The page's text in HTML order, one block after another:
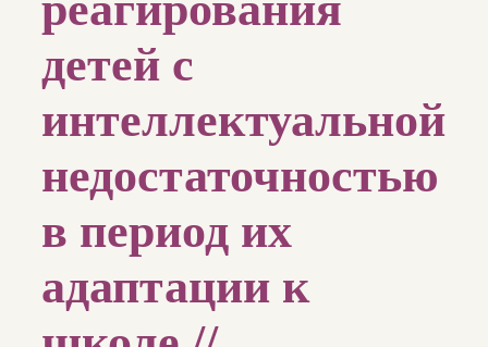
детей с
интеллектуальной
недостаточностью
в период их
адаптации к